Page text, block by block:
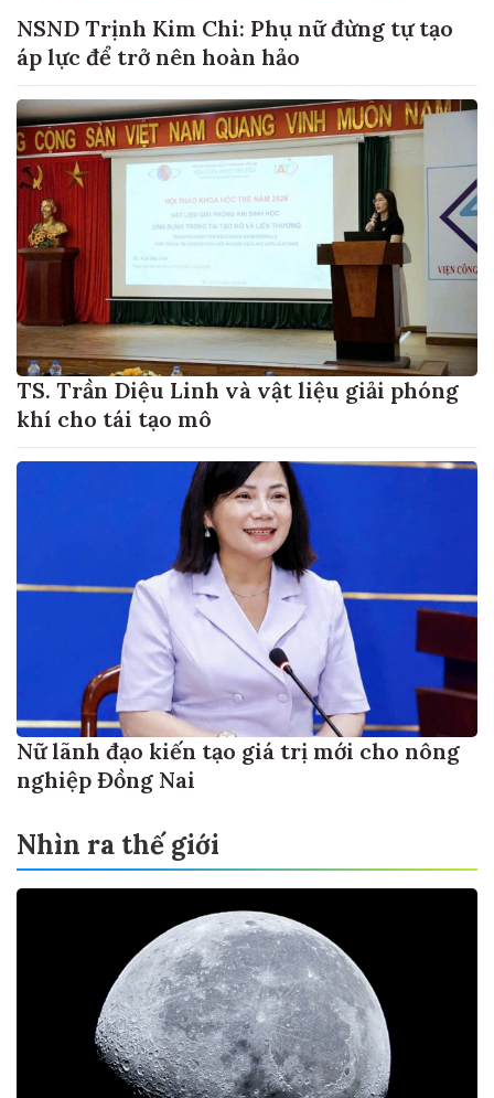
NSND Trịnh Kim Chi: Phụ nữ đừng tự tạo
áp lực để trở nên hoàn hảo
TS. Trần Diệu Linh và vật liệu giải phóng
khí cho tái tạo mô
Nữ lãnh đạo kiến tạo giá trị mới cho nông
nghiệp Đồng Nai
Nhìn ra thế giới